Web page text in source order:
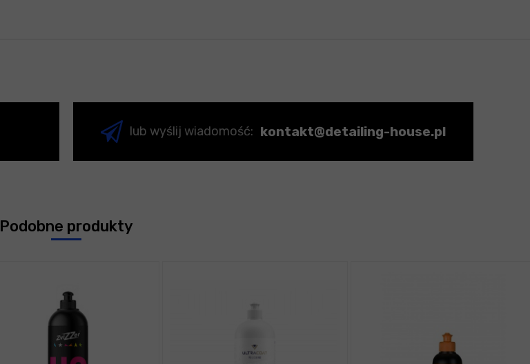
lub wyślij wiadomość: kontakt@detailing-house.pl
Podobne produkty